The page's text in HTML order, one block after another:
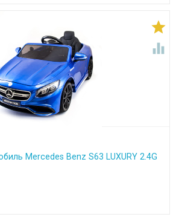


Mercedes Benz S63 LUXURY 2.4G